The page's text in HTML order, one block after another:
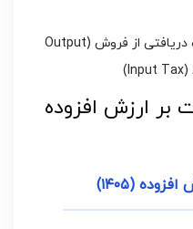
مالیات خالص پرداختی = مالیات دریافتی از فروش (Output
بر ارزش افزوده
(۱۴۰۵)